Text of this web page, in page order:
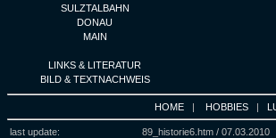
SULZTALBAHN
DONAU
MAIN
LINKS & LITERATUR
BILD & TEXTNACHWEIS
HOME | HOBBIES |
last update: 89_historie6.htm / 07.03.2010